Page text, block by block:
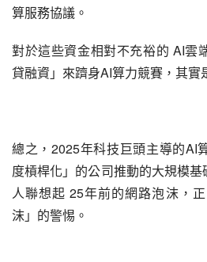
算服務協議。
對於這些資金相對不充裕的 AI雲
貸融資」來躋身AI算力競賽，其實
總之，2025年科技巨頭主導的AI
度槓桿化」的公司推動的大規模
人聯想起 25年前的網路泡沫，
沫」的警惕。